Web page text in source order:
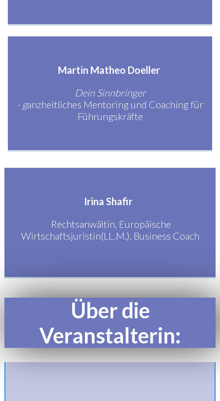
Martin Matheo Doeller
Dein Sinnbringer
- ganzheitliches Mentoring und Coaching für
Führungskräfte
Irina Shafir
Rechtsanwältin, Europäische
Wirtschaftsjuristin(LL.M.), Business Coach
Über die
Veranstalterin: